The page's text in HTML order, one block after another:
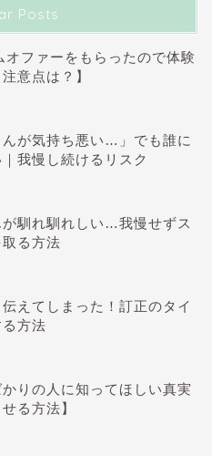
Posts
オファーをもらったので体験
意点は？】
んが気持ち悪い…」でも誰に
我慢し続けるリスク
馴れ馴れしい…我慢せずス
る方法
えてしまった！訂正のタイ
方法
りの人に知ってほしい真実
る方法】